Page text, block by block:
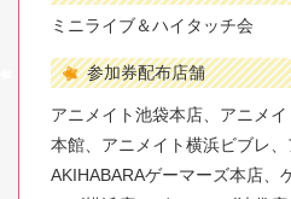
ミニライブ＆ハイタッチ会
参加券配布店舗
アニメイト池袋本店、アニメ
本館、アニメイト横浜ビブレ、
AKIHABARAゲーマーズ本店、